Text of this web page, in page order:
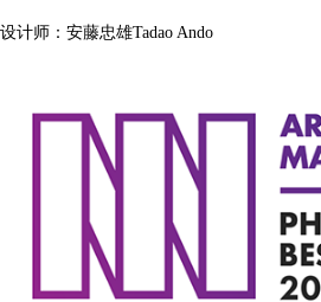
设计师：安藤忠雄Tadao Ando